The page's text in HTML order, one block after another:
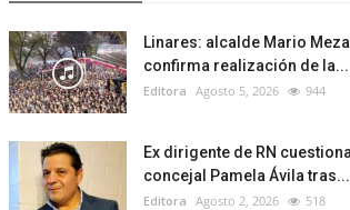
Linares: alcalde Mario Meza
confirma realización de la...
Editora Agosto 5, 2026 944
Ex dirigente de RN
concejal Pamela Ávila tras...
Editora Agosto 2, 2026 518